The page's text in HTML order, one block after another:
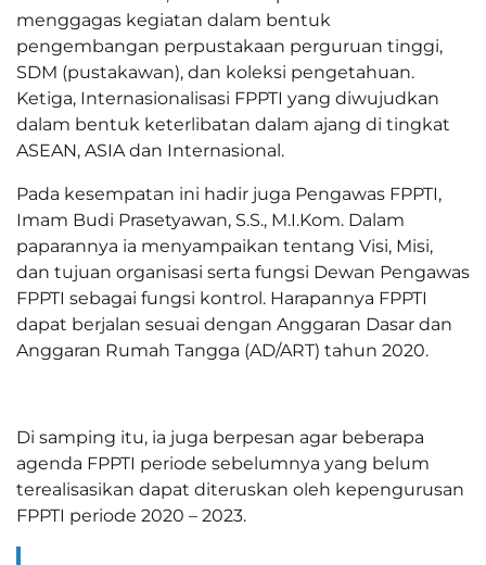
menggagas kegiatan dalam bentuk
pengembangan perpustakaan perguruan tinggi,
SDM (pustakawan), dan koleksi pengetahuan.
Ketiga, Internasionalisasi FPPTI yang diwujudkan
dalam bentuk keterlibatan dalam ajang di tingkat
ASEAN, ASIA dan Internasional.
Pada kesempatan ini hadir juga Pengawas FPPTI,
Imam Budi Prasetyawan, S.S., M.I.Kom. Dalam
paparannya ia menyampaikan tentang Visi, Misi,
dan tujuan organisasi serta fungsi Dewan Pengawas
FPPTI sebagai fungsi kontrol. Harapannya FPPTI
dapat berjalan sesuai dengan Anggaran Dasar dan
Anggaran Rumah Tangga (AD/ART) tahun 2020.
Di samping itu, ia juga berpesan agar beberapa
agenda FPPTI periode sebelumnya yang belum
terealisasikan dapat diteruskan oleh kepengurusan
FPPTI periode 2020 – 2023.